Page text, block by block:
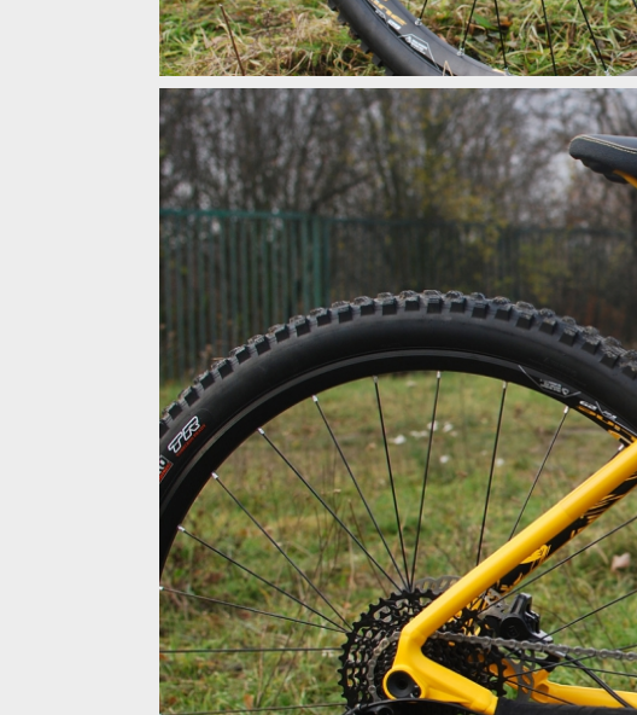
Ghost Asket 4.9 AL - pohon 1x11 od Sramu
Ghost Asket 4.9 AL - pohon 1x11 od Sramu
Ghost Asket 4.9 AL - pohon 1x11 od Sramu
Ghost Asket 4.9 AL - pohon 1x11 od Sramu
Ghost Asket 4.9 AL - pohon 1x11 od Sramu
Ghost Asket 4.9 AL - pohon 1x11 od Sramu